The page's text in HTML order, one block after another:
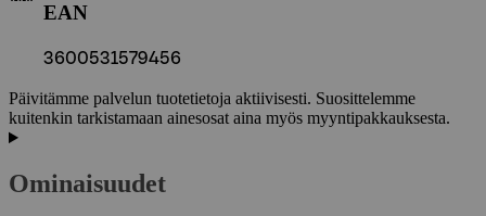
EAN
3600531579456
Päivitämme palvelun tuotetietoja aktiivisesti. Suosittelemme
kuitenkin tarkistamaan ainesosat aina myös myyntipakkauksesta.
Ominaisuudet